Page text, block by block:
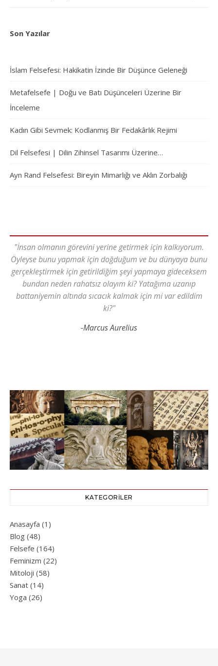
Son Yazılar
İslam Felsefesi: Hakikatin İzinde Bir Düşünce Geleneği
Metafelsefe | Doğu ve Batı Düşünceleri Üzerine Bir
İnceleme
Kadın Gibi Sevmek: Kodlanmış Bir Fedakârlık Rejimi
Dil Felsefesi | Dilin Zihinsel Tasarımı Üzerine…
Ayn Rand Felsefesi: Bireyin Mimarlığı ve Aklın Zorbalığı
"İnsan olmanın görevini yerine getirmek için kalkıyorum.
Öyleyse bunu yapmak için doğduğum ve bu dünyaya bunu
gerçekleştirmek için getirildiğim şeyi yapmaya gideceksem
bundan neden rahatsız olayım ki? Yatağıma uzanıp
battaniyemin altında sıcacık kalmak için mi var edildim
ki?"
-Marcus Aurelius
KATEGORILER
Anasayfa (1)
Blog (48)
Felsefe (164)
Feminizm (22)
Mitoloji (58)
Sanat (14)
Yoga (26)